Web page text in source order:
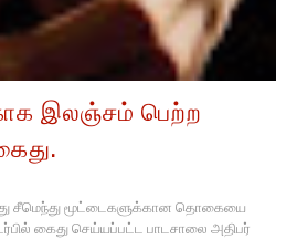
இலஞ்சம் பெற்ற
சீமெந்து மூட்டைகளுக்கான தொகையை
கைது செய்யப்பட்ட பாடசாலை அதிபர்